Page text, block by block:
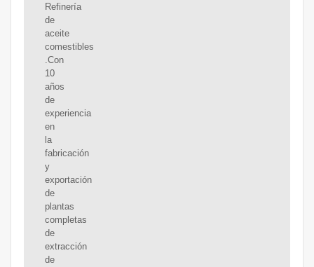
Refinería
de
aceite
comestibles
.Con
10
años
de
experiencia
en
la
fabricación
y
exportación
de
plantas
completas
de
extracción
de